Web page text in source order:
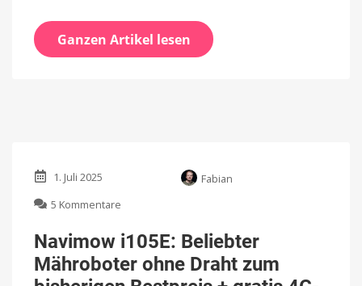
Ganzen Artikel lesen
1. Juli 2025
Fabian
5 Kommentare
i105E:
Beliebter
Mähroboter
ohne
Navimow i105E: Beliebter
Mähroboter ohne Draht zum